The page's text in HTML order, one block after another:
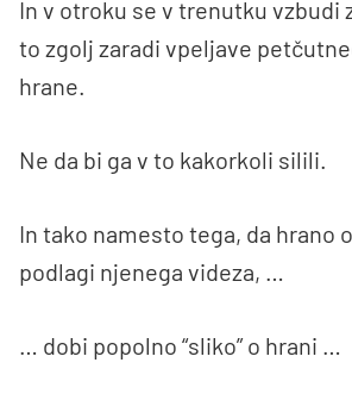
In v otroku se v trenutku vzbudi
to zgolj zaradi vpeljave
hrane.
Ne da bi ga v to kakorkoli silili.
In tako namesto tega, da hrano
podlagi njenega videza, …
… dobi popolno “sliko” o hrani …